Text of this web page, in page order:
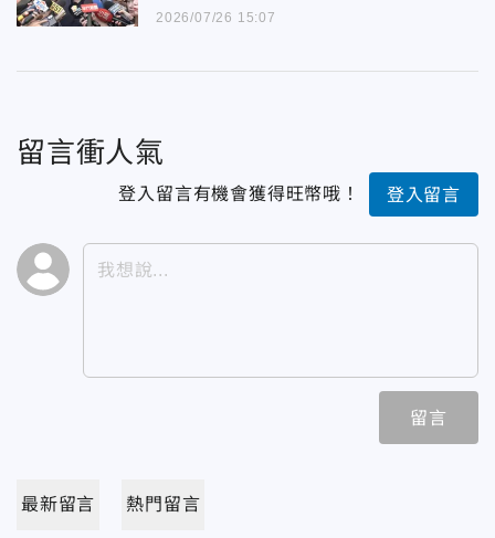
2026/07/26 15:07
留言衝人氣
登入留言有機會獲得旺幣哦！ 登入留言
留言
最新留言 熱門留言